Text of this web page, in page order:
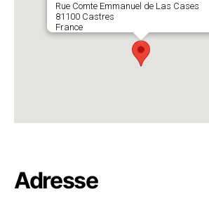
Rue Comte Emmanuel de Las Cases
81100 Castres
France
Adresse